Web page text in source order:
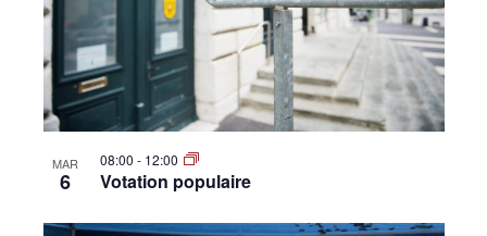
MAR
6
08:00 - 12:00
Votation populaire